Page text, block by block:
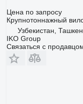
Цена по запросу
Крупнотоннажный
Узбекистан,
IKO Group
Связаться с